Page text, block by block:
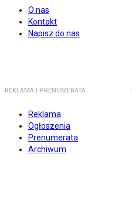
O nas
Kontakt
Napisz do nas
REKLAMA I PRENUMERATA
Reklama
Ogłoszenia
Prenumerata
Archiwum